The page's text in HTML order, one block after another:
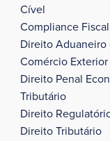
Cível
Compliance Fiscal
Direito Aduaneiro
Comércio Exterior
Direito Penal
Tributário
Direito
Direito Tributário